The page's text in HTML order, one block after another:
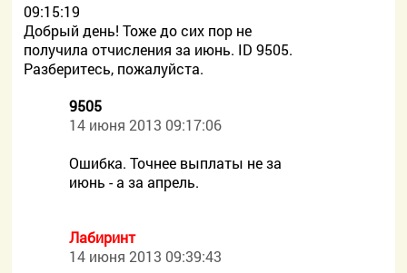
09:15:19
Добрый день! Тоже до сих пор не
получила отчисления за июнь. ID 9505.
Разберитесь, пожалуйста.
9505
14 июня 2013 09:17:06
Ошибка. Точнее выплаты не за
июнь - а за апрель.
Лабиринт
14 июня 2013 09:39:43